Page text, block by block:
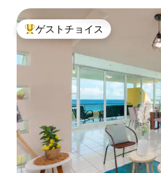
大好評のゲストチョイスです。
ゲストチョイス